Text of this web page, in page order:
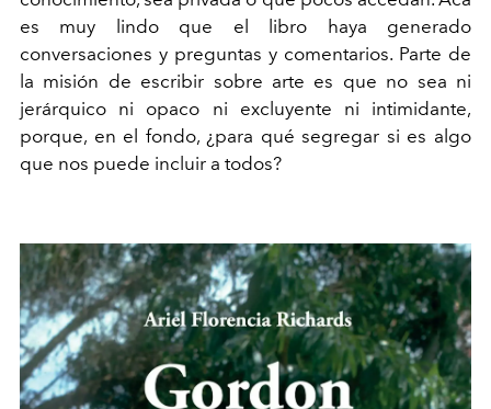
es muy lindo que el libro haya generado
conversaciones y preguntas y comentarios. Parte de
la misión de escribir sobre arte es que no sea ni
jerárquico ni opaco ni excluyente ni intimidante,
porque, en el fondo, ¿para qué segregar si es algo
que nos puede incluir a todos?